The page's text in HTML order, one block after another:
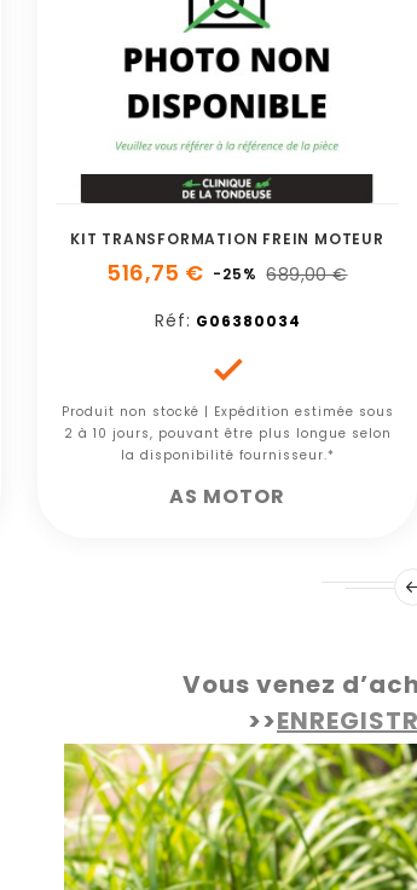
KIT TRANSFORMATION FREIN MOTEUR
516,75 € -25% 689,00 €
Réf: G06380034

Produit non stocké | Expédition estimée sous
2 à 10 jours, pouvant être plus longue selon
la disponibilité fournisseur.*
AS MOTOR
Vous venez
>>